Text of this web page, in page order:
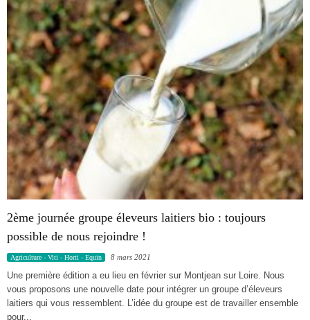
2ème journée groupe éleveurs laitiers bio : toujours
possible de nous rejoindre !
Agriculture - Viti - Horti - Equin 8 mars 2021
Une première édition a eu lieu en février sur Montjean sur Loire. Nous
vous proposons une nouvelle date pour intégrer un groupe d’éleveurs
laitiers qui vous ressemblent. L’idée du groupe est de travailler ensemble
pour...